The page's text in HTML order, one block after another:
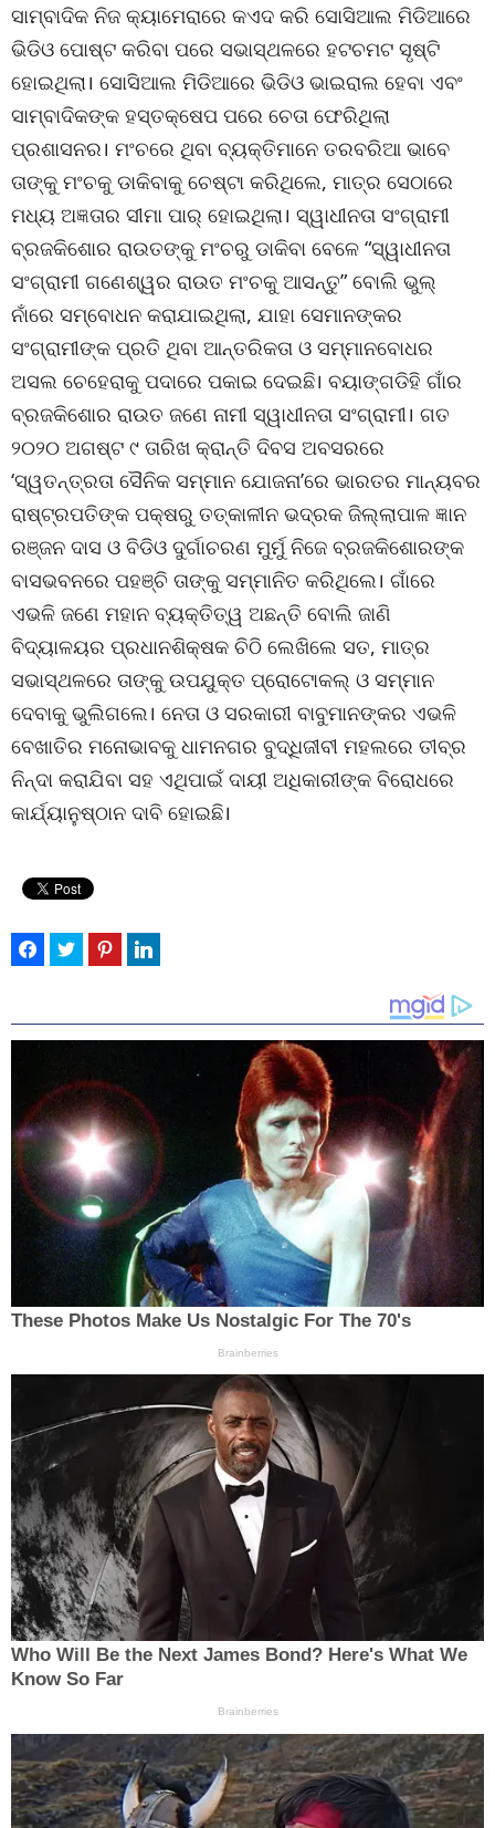
ସାମ୍ବାଦିକ ନିଜ କ୍ୟାମେରାରେ କଏଦ କରି ସୋସିଆଲ ମିଡିଆରେ
ଭିଡିଓ ପୋଷ୍ଟ କରିବା ପରେ ସଭାସ୍ଥଳରେ ହଟଚମଟ ସୃଷ୍ଟି
ହୋଇଥିଲା। ସୋସିଆଲ ମିଡିଆରେ ଭିଡିଓ ଭାଇରାଲ ହେବା ଏବଂ
ସାମ୍ବାଦିକଙ୍କ ହସ୍ତକ୍ଷେପ ପରେ ଚେତା ଫେରିଥିଲା
ପ୍ରଶାସନର। ମଂଚରେ ଥିବା ବ୍ୟକ୍ତିମାନେ ତରବରିଆ ଭାବେ
ତାଙ୍କୁ ମଂଚକୁ ଡାକିବାକୁ ଚେଷ୍ଟା କରିଥିଲେ, ମାତ୍ର ସେଠାରେ
ମଧ୍ୟ ଅଜ୍ଞତାର ସୀମା ପାର୍ ହୋଇଥିଲା। ସ୍ୱାଧୀନତା ସଂଗ୍ରାମୀ
ବ୍ରଜକିଶୋର ରାଉତଙ୍କୁ ମଂଚରୁ ଡାକିବା ବେଳେ “ସ୍ୱାଧୀନତା
ସଂଗ୍ରାମୀ ଗଣେଶ୍ୱର ରାଉତ ମଂଚକୁ ଆସନ୍ତୁ” ବୋଲି ଭୁଲ୍
ନାଁରେ ସମ୍ବୋଧନ କରାଯାଇଥିଲା, ଯାହା ସେମାନଙ୍କର
ସଂଗ୍ରାମୀଙ୍କ ପ୍ରତି ଥିବା ଆନ୍ତରିକତା ଓ ସମ୍ମାନବୋଧର
ଅସଲ ଚେହେରାକୁ ପଦାରେ ପକାଇ ଦେଇଛି। ବୟାଙ୍ଗଡିହି ଗାଁର
ବ୍ରଜକିଶୋର ରାଉତ ଜଣେ ନାମୀ ସ୍ୱାଧୀନତା ସଂଗ୍ରାମୀ। ଗତ
୨୦୨୦ ଅଗଷ୍ଟ ୯ ତାରିଖ କ୍ରାନ୍ତି ଦିବସ ଅବସରରେ
‘ସ୍ୱତନ୍ତ୍ରତା ସୈନିକ ସମ୍ମାନ ଯୋଜନା’ରେ ଭାରତର ମାନ୍ୟବର
ରାଷ୍ଟ୍ରପତିଙ୍କ ପକ୍ଷରୁ ତତ୍କାଳୀନ ଭଦ୍ରକ ଜିଲ୍ଲାପାଳ ଜ୍ଞାନ
ରଞ୍ଜନ ଦାସ ଓ ବିଡିଓ ଦୁର୍ଗାଚରଣ ମୁର୍ମୁ ନିଜେ ବ୍ରଜକିଶୋରଙ୍କ
ବାସଭବନରେ ପହଞ୍ଚି ତାଙ୍କୁ ସମ୍ମାନିତ କରିଥିଲେ। ଗାଁରେ
ଏଭଳି ଜଣେ ମହାନ ବ୍ୟକ୍ତିତ୍ୱ ଅଛନ୍ତି ବୋଲି ଜାଣି
ବିଦ୍ୟାଳୟର ପ୍ରଧାନଶିକ୍ଷକ ଚିଠି ଲେଖିଲେ ସତ, ମାତ୍ର
ସଭାସ୍ଥଳରେ ତାଙ୍କୁ ଉପଯୁକ୍ତ ପ୍ରୋଟୋକଲ୍ ଓ ସମ୍ମାନ
ଦେବାକୁ ଭୁଲିଗଲେ। ନେତା ଓ ସରକାରୀ ବାବୁମାନଙ୍କର ଏଭଳି
ବେଖାତିର ମନୋଭାବକୁ ଧାମନଗର ବୁଦ୍ଧିଜୀବୀ ମହଲରେ ତୀବ୍ର
ନିନ୍ଦା କରାଯିବା ସହ ଏଥିପାଇଁ ଦାୟୀ ଅଧିକାରୀଙ୍କ ବିରୋଧରେ
କାର୍ଯ୍ୟାନୁଷ୍ଠାନ ଦାବି ହୋଇଛି।